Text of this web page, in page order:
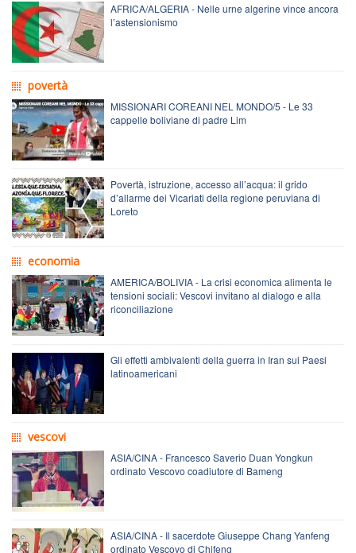
AFRICA/ALGERIA - Nelle urne algerine vince ancora
l’astensionismo
povertà
MISSIONARI COREANI NEL MONDO/5 - Le 33
cappelle boliviane di padre Lim
Povertà, istruzione, accesso all’acqua: il grido
d’allarme dei Vicariati della regione peruviana di
Loreto
economia
AMERICA/BOLIVIA - La crisi economica alimenta le
tensioni sociali: Vescovi invitano al dialogo e alla
riconciliazione
Gli effetti ambivalenti della guerra in Iran sui Paesi
latinoamericani
vescovi
ASIA/CINA - Francesco Saverio Duan Yongkun
ordinato Vescovo coadiutore di Bameng
ASIA/CINA - Il sacerdote Giuseppe Chang Yanfeng
ordinato Vescovo di Chifeng